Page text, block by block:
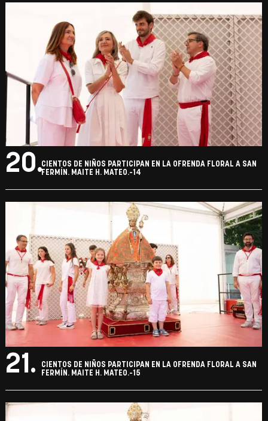
20.CIENTOS DE NIÑOS PARTICIPAN EN LA OFRENDA FLORAL A SAN
FERMÍN. MAITE H. MATEO.-14
21.
CIENTOS DE NIÑOS PARTICIPAN EN LA OFRENDA FLORAL A SAN
FERMÍN. MAITE H. MATEO.-15